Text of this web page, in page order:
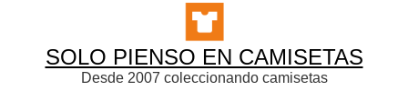
SOLO PIENSO EN CAMISETAS
Desde 2007 coleccionando camisetas